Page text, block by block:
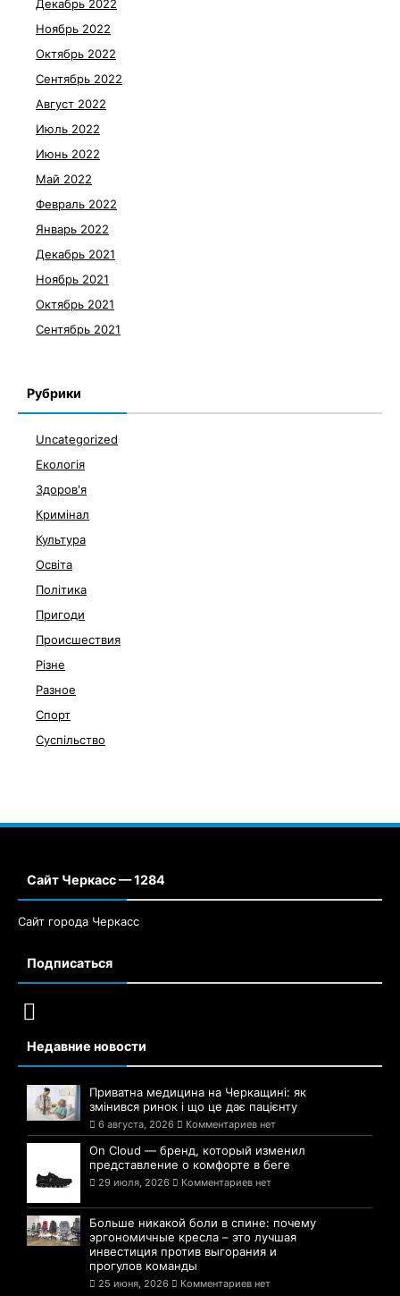
Декабрь 2022
Ноябрь 2022
Октябрь 2022
Сентябрь 2022
Август 2022
Июль 2022
Июнь 2022
Май 2022
Февраль 2022
Январь 2022
Декабрь 2021
Ноябрь 2021
Октябрь 2021
Сентябрь 2021
Рубрики
Uncategorized
Екологія
Здоров'я
Кримінал
Культура
Освіта
Політика
Пригоди
Происшествия
Різне
Разное
Спорт
Суспільство
Сайт Черкасс — 1284
Сайт города Черкасс
Подписаться
Недавние новости
Приватна медицина на Черкащині: як
змінився ринок і що це дає пацієнту
6 августа, 2026 Комментариев нет
On Cloud — бренд, который изменил
представление о комфорте в беге
29 июля, 2026 Комментариев нет
Больше никакой боли в спине: почему
эргономичные кресла – это лучшая
инвестиция против выгорания и
прогулов команды
25 июня, 2026 Комментариев нет